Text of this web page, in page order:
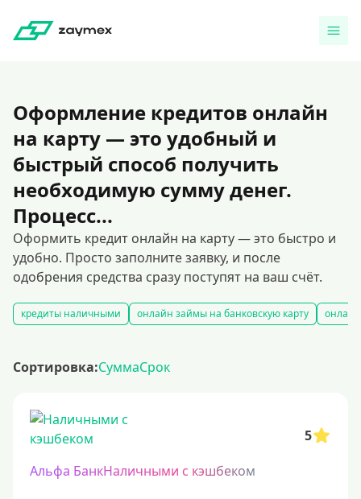
Оформление кредитов онлайн
на карту — это удобный и
быстрый способ получить
необходимую сумму денег.
Процесс...
Оформить кредит онлайн на карту — это быстро и
удобно. Просто заполните заявку, и после
одобрения средства сразу поступят на ваш счёт.
кредиты наличными онлайн займы на банковскую карту
Сортировка:СуммаСрок
5
Альфа БанкНаличными с кэшбеком